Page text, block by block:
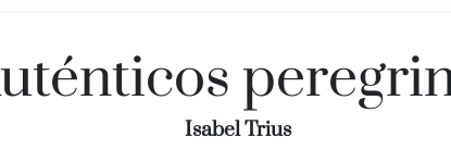
Isabel Trius